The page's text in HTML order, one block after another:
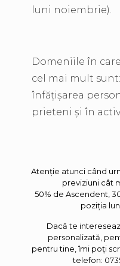
luni noiembrie).
Domeniile în
cel mai mult
înfățișarea
prieteni și în
Atenție atunci când
previziuni cât
50% de Ascendent,
poziția
Dacă te
personalizată,
pentru tine, îmi poți
telefon: